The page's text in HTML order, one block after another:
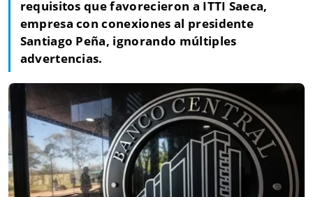
requisitos que favorecieron a ITTI Saeca,
empresa con conexiones al presidente
Santiago Peña, ignorando múltiples
advertencias.